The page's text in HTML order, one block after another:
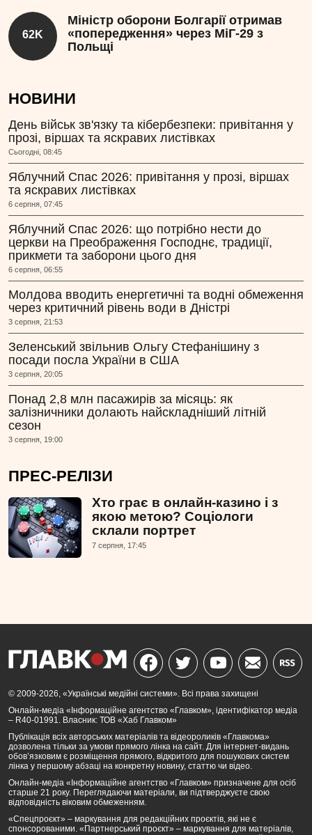
62K
Міністр оборони Болгарії отримав
«попередження» через МіГ-29 з
Польщі
НОВИНИ
День військ зв'язку та кібербезпеки: привітання у
прозі, віршах та яскравих листівках
Сьогодні, 08:45
Яблучний Спас 2026: привітання у прозі, віршах
та яскравих листівках
6 серпня, 07:45
Яблучний Спас 2026: що потрібно нести до
церкви на Преображення Господнє, традиції,
прикмети та заборони цього дня
6 серпня, 06:55
Молдова вводить енергетичні та водні обмеження
через критичний рівень води в Дністрі
3 серпня, 21:53
Зеленський звільнив Ольгу Стефанішину з
посади посла України в США
3 серпня, 20:05
Понад 2,8 млн пасажирів за місяць: як
залізничники долають найскладніший літній
сезон
3 серпня, 19:00
ПРЕС-РЕЛІЗИ
Хто грає в онлайн-казино і з
якою метою? Соціологи
склали портрет
7 серпня, 17:45
© 2009-2026, «Українські медійні системи». Всі права захищені
Онлайн-медіа «Інформаційне агентство «Главком», ідентифікатор медіа
– R40-01991. Власник: ТОВ «Хаб Главком»
Публікація всіх авторських матеріалів та відеороликів «Главкома»
дозволена тільки за умови прямого лінка на сайт. Для інтернет-видань
обов’язковим є розміщення прямого, відкритого для пошукових систем
лінка у першому абзаці на конкретну новину, статтю чи відео.
Онлайн-медіа «Інформаційне агентство «Главком» призначене для осіб
старше 21 року. Переглядаючи матеріали, ви підтверджуєте свою
відповідність віковим обмеженням.
«Спецпроєкт» – маркування для редакційних проєктів, які не є
спонсорованими. «Партнерський проєкт» – маркування для матеріалів,